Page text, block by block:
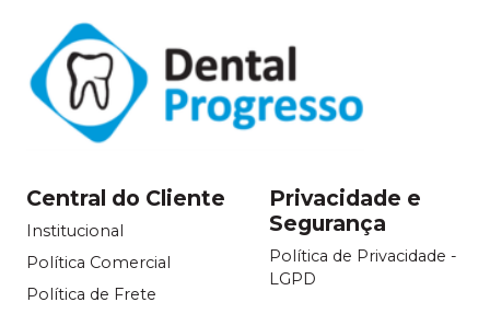
Central do Cliente
Institucional
Política Comercial
Política de Frete
Privacidade e
Segurança
Política de Privacidade -
LGPD